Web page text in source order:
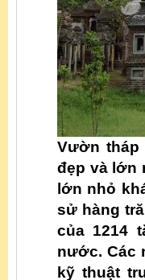
Vườn
đẹp và lớn
lớn nhỏ
sử hàng
của 1214
nước. Các
kỹ thuật